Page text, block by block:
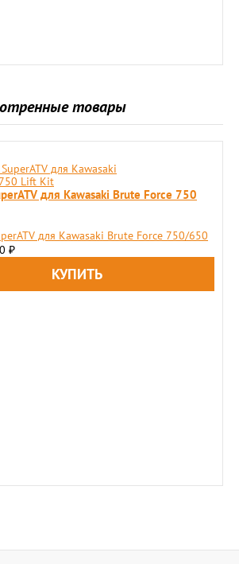
товары
для Kawasaki Brute Force 750
для Kawasaki Brute Force 750/650
₽